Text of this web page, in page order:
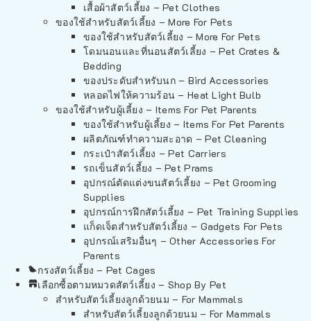
เสื้อผ้าสัตว์เลี้ยง – Pet Clothes
ของใช้สำหรับสัตว์เลี้ยง – More For Pets
ของใช้สำหรับสัตว์เลี้ยง – More For Pets
โดมนอนและที่นอนสัตว์เลี้ยง – Pet Crates &
Bedding
ของประดับสำหรับนก – Bird Accessories
หลอดไฟให้ความร้อน – Heat Light Bulb
ของใช้สำหรับผู้เลี้ยง – Items For Pet Parents
ของใช้สำหรับผู้เลี้ยง – Items For Pet Parents
ผลิตภัณฑ์ทำความสะอาด – Pet Cleaning
กระเป๋าสัตว์เลี้ยง – Pet Carriers
รถเข็นสัตว์เลี้ยง – Pet Prams
อุปกรณ์ตัดแต่งขนสัตว์เลี้ยง – Pet Grooming
Supplies
อุปกรณ์การฝึกสัตว์เลี้ยง – Pet Training Supplies
แก็ดเจ็ตสำหรับสัตว์เลี้ยง – Gadgets For Pets
อุปกรณ์เสริมอื่นๆ – Other Accessories For
Parents
กรงสัตว์เลี้ยง – Pet Cages
เลือกซื้อตามหมวดสัตว์เลี้ยง – Shop By Pet
สำหรับสัตว์เลี้ยงลูกด้วยนม – For Mammals
สำหรับสัตว์เลี้ยงลูกด้วยนม – For Mammals